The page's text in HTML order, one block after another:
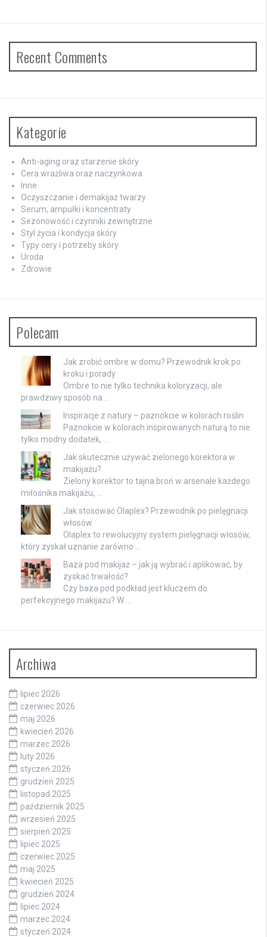
Recent Comments
Kategorie
Anti-aging oraz starzenie skóry
Cera wrażliwa oraz naczynkowa
Inne
Oczyszczanie i demakijaż twarzy
Serum, ampułki i koncentraty
Sezonowość i czynniki zewnętrzne
Styl życia i kondycja skóry
Typy cery i potrzeby skóry
Uroda
Zdrowie
Polecam
Jak zrobić ombre w domu? Przewodnik krok po
kroku i porady
Ombre to nie tylko technika koloryzacji, ale
prawdziwy sposób na …
Inspiracje z natury – paznokcie w kolorach roślin
Paznokcie w kolorach inspirowanych naturą to nie
tylko modny dodatek, …
Jak skutecznie używać zielonego korektora w
makijażu?
Zielony korektor to tajna broń w arsenale każdego
miłośnika makijażu, …
Jak stosować Olaplex? Przewodnik po pielęgnacji
włosów
Olaplex to rewolucyjny system pielęgnacji włosów,
który zyskał uznanie zarówno …
Baza pod makijaż – jak ją wybrać i aplikować, by
zyskać trwałość?
Czy baza pod podkład jest kluczem do
perfekcyjnego makijażu? W …
Archiwa
lipiec 2026
czerwiec 2026
maj 2026
kwiecień 2026
marzec 2026
luty 2026
styczeń 2026
grudzień 2025
listopad 2025
październik 2025
wrzesień 2025
sierpień 2025
lipiec 2025
czerwiec 2025
maj 2025
kwiecień 2025
grudzień 2024
lipiec 2024
marzec 2024
styczeń 2024